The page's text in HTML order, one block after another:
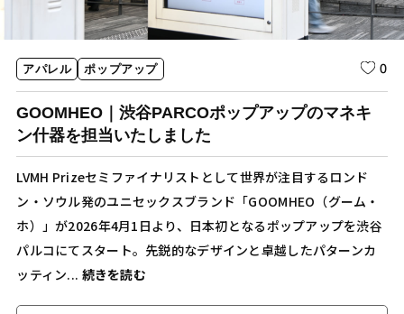
アパレル ポップアップ 0
GOOMHEO｜渋谷PARCOポップアップのマネキ
ン什器を担当いたしました
LVMH Prizeセミファイナリストとして世界が注目するロンド
ン・ソウル発のユニセックスブランド「GOOMHEO（グーム・
ホ）」が2026年4月1日より、日本初となるポップアップを渋谷
パルコにてスタート。先鋭的なデザインと卓越したパターンカ
ッティン... 続きを読む